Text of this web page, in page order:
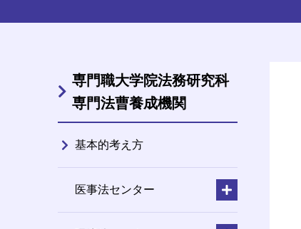
専門職大学院法務研究科
専門法曹養成機関
基本的考え方
医事法センター